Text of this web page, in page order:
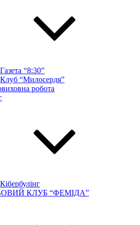
Газета “8:30”
Клуб “Милосердя”
робота
Кібербулінг
КЛУБ “ФЕМІДА”